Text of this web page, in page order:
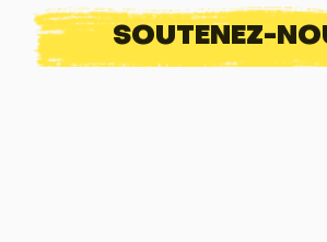
SOUTENEZ-